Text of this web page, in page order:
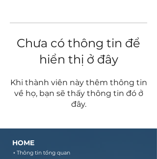
Chưa có thông tin để
hiển thị ở đây
Khi thành viên này thêm thông tin
về họ, bạn sẽ thấy thông tin đó ở
đây.
HOME
◦ Thông tin tổng quan